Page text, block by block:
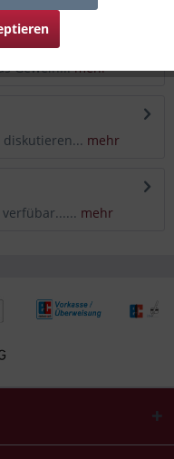
ist unser Rentier
Geweih...mehr
mehr
mehr